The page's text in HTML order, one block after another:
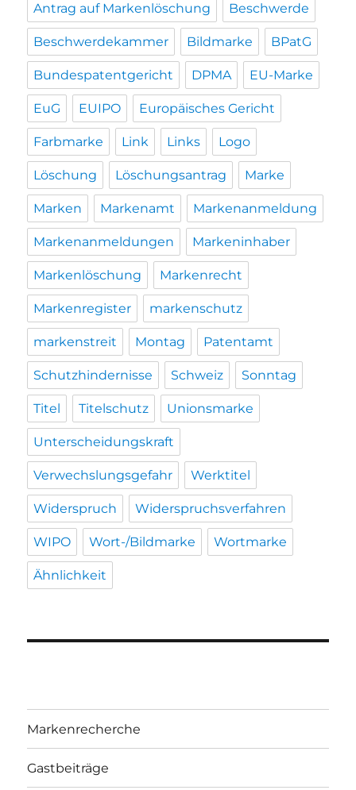
Antrag auf Markenlöschung Beschwerde
Beschwerdekammer Bildmarke BPatG
Bundespatentgericht DPMA EU-Marke
EuG EUIPO Europäisches Gericht
Farbmarke Link Links Logo
Löschung Löschungsantrag Marke
Marken Markenamt Markenanmeldung
Markenanmeldungen Markeninhaber
Markenlöschung Markenrecht
Markenregister markenschutz
markenstreit Montag Patentamt
Schutzhindernisse Schweiz Sonntag
Titel Titelschutz Unionsmarke
Unterscheidungskraft
Verwechslungsgefahr Werktitel
Widerspruch Widerspruchsverfahren
WIPO Wort-/Bildmarke Wortmarke
Ähnlichkeit
Markenrecherche
Gastbeiträge